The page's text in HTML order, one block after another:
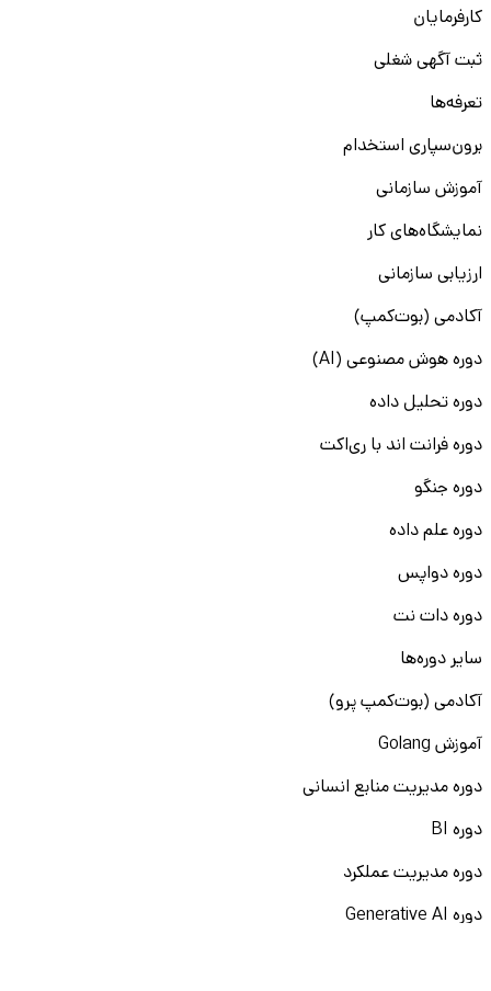
کارفرمایان
ثبت آگهی شغلی
تعرفه‌ها
برون‌سپاری استخدام
آموزش سازمانی
نمایشگاه‌های کار
ارزیابی سازمانی
آکادمی (بوت‌کمپ)
دوره هوش مصنوعی (AI)
دوره تحلیل داده
دوره فرانت اند با ری‌اکت
دوره جنگو
دوره علم داده
دوره دواپس
دوره دات نت
سایر دوره‌ها
آکادمی (بوت‌کمپ پرو)
آموزش Golang
دوره مدیریت منابع انسانی
دوره BI
دوره مدیریت عملکرد
دوره Generative AI